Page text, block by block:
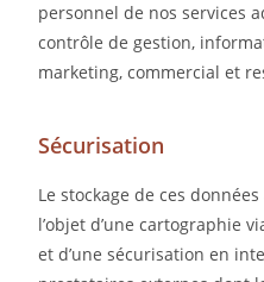
personnel de nos services
contrôle de gestion,
marketing, commercial et
Sécurisation
Le stockage de ces
l’objet d’une cartographie
et d’une sécurisation en